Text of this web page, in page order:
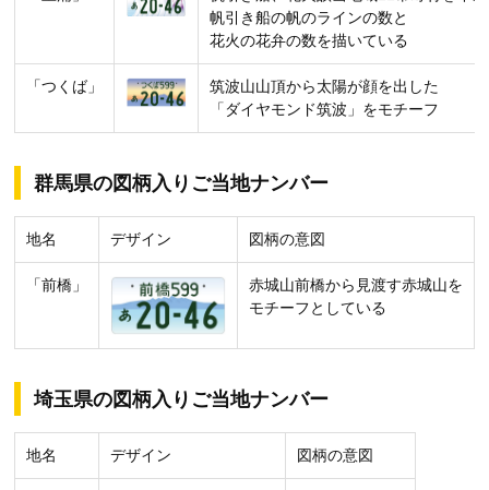
帆引き船の帆のラインの数と
花火の花弁の数を描いている
「つくば」
筑波山山頂から太陽が顔を出した
「ダイヤモンド筑波」をモチーフ
群馬県の図柄入りご当地ナンバー
地名 デザイン 図柄の意図
「前橋」
赤城山前橋から見渡す赤城山を
モチーフとしている
埼玉県の図柄入りご当地ナンバー
地名 デザイン 図柄の意図